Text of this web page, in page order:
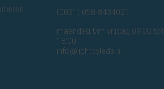
(0031) 058-8434021
maandag t/m vrijdag 09:00 tot
18:00
info@lightbyleds.nl